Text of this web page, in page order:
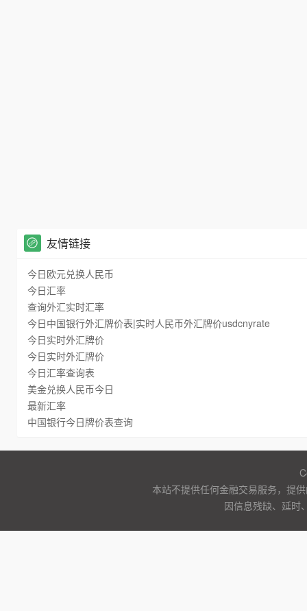
友情链接
今日欧元兑换人民币
今日汇率
查询外汇实时汇率
今日中国银行外汇牌价表|实时人民币外汇牌价usdcnyrate
今日实时外汇牌价
今日实时外汇牌价
今日汇率查询表
美金兑换人民币今日
最新汇率
中国银行今日牌价表查询
本站不提供任何金融交易服务，提
因信息残缺、延时